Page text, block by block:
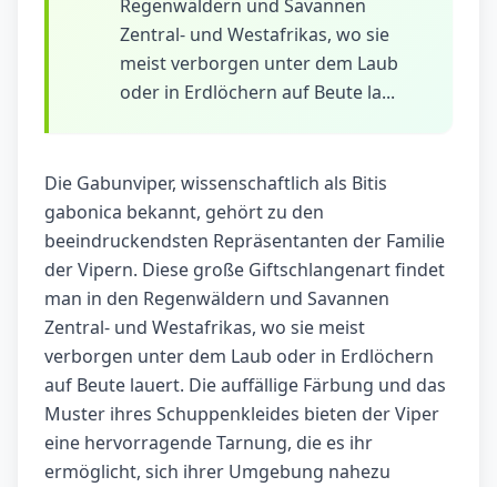
Regenwäldern und Savannen
Zentral- und Westafrikas, wo sie
meist verborgen unter dem Laub
oder in Erdlöchern auf Beute la...
Die Gabunviper, wissenschaftlich als Bitis
gabonica bekannt, gehört zu den
beeindruckendsten Repräsentanten der Familie
der Vipern. Diese große Giftschlangenart findet
man in den Regenwäldern und Savannen
Zentral- und Westafrikas, wo sie meist
verborgen unter dem Laub oder in Erdlöchern
auf Beute lauert. Die auffällige Färbung und das
Muster ihres Schuppenkleides bieten der Viper
eine hervorragende Tarnung, die es ihr
ermöglicht, sich ihrer Umgebung nahezu